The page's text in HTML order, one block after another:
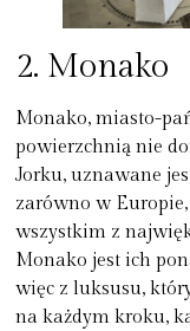
2. Monako
Monako, miasto-
powierzchnią nie
Jorku, uznawane
zarówno w Europie,
wszystkim z
Monako jest ich
więc z luksusu,
na każdym kroku,